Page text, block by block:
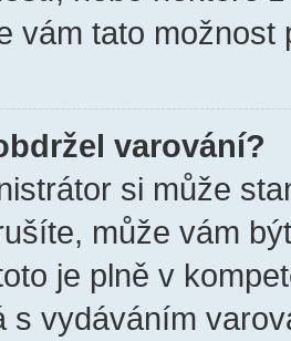
vám tato
varování?
si může
může vám
je plně v
s vydáváním